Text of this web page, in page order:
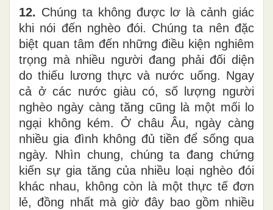
12. Chúng ta không được lơ là cảnh giác
khi nói đến nghèo đói. Chúng ta nên đặc
biệt quan tâm đến những điều kiện nghiêm
trọng mà nhiều người đang phải đối diện
do thiếu lương thực và nước uống. Ngay
cả ở các nước giàu có, số lượng người
nghèo ngày càng tăng cũng là một mối lo
ngại không kém. Ở châu Âu, ngày càng
nhiều gia đình không đủ tiền để sống qua
ngày. Nhìn chung, chúng ta đang chứng
kiến sự gia tăng của nhiều loại nghèo đói
khác nhau, không còn là một thực tế đơn
lẻ, đồng nhất mà giờ đây bao gồm nhiều